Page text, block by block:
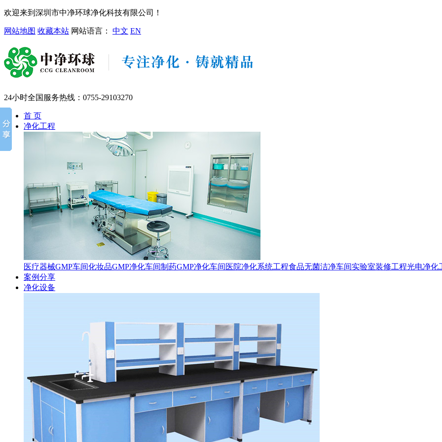
欢迎来到深圳市中净环球净化科技有限公司！
网站地图 收藏本站 网站语言： 中文 EN
24小时全国服务热线： 0755-29103270
首 页
净化工程
医疗器械GMP车间化妆品GMP净化车间制药GMP净化车间 医院净化系统工程食品无菌洁净车间实验室装修工程光电净化
案例分享
净化设备